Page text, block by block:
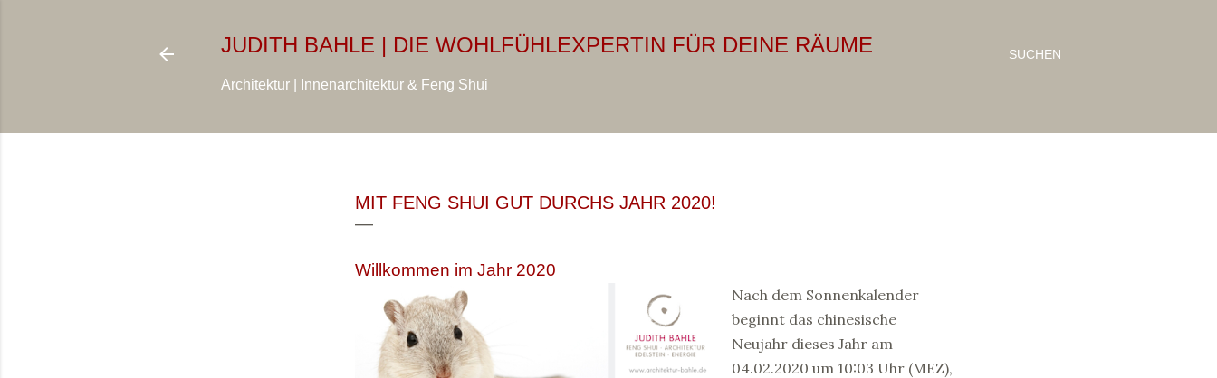
SUCHEN
JUDITH BAHLE | DIE WOHLFÜHLEXPERTIN FÜR DEINE RÄUME
Architektur | Innenarchitektur & Feng Shui
MIT FENG SHUI GUT DURCHS JAHR 2020!
Willkommen im Jahr 2020
Nach dem Sonnenkalender
beginnt das chinesische
Neujahr dieses Jahr am
04.02.2020 um 10:03 Uhr (MEZ),